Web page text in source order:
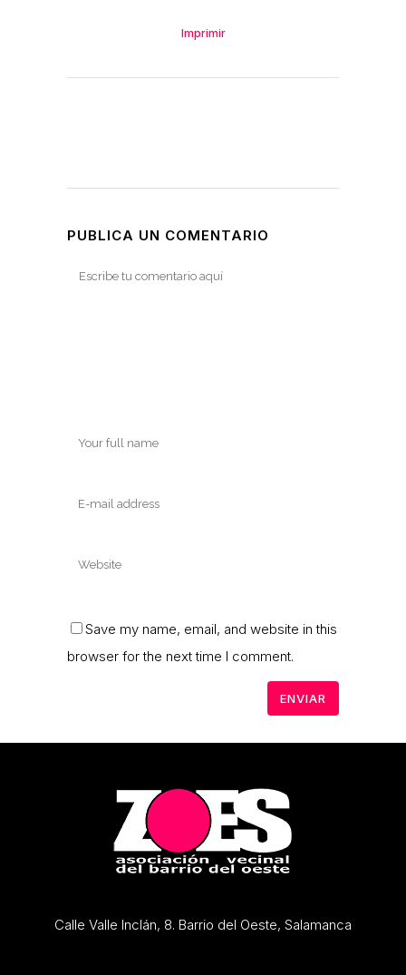
Imprimir
PUBLICA UN COMENTARIO
Save my name, email, and website in this
browser for the next time I comment.
Calle Valle Inclán, 8. Barrio del Oeste, Salamanca